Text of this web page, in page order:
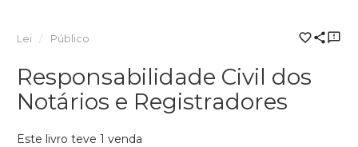
Lei Público
Responsabilidade Civil dos
Notários e Registradores
Este livro teve 1 venda